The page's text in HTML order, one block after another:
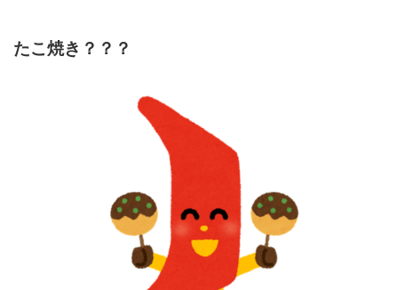
たこ焼き？？？